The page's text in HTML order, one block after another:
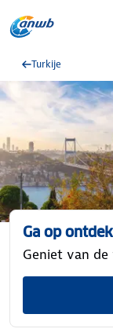
Turkije
Ga op
Geniet van